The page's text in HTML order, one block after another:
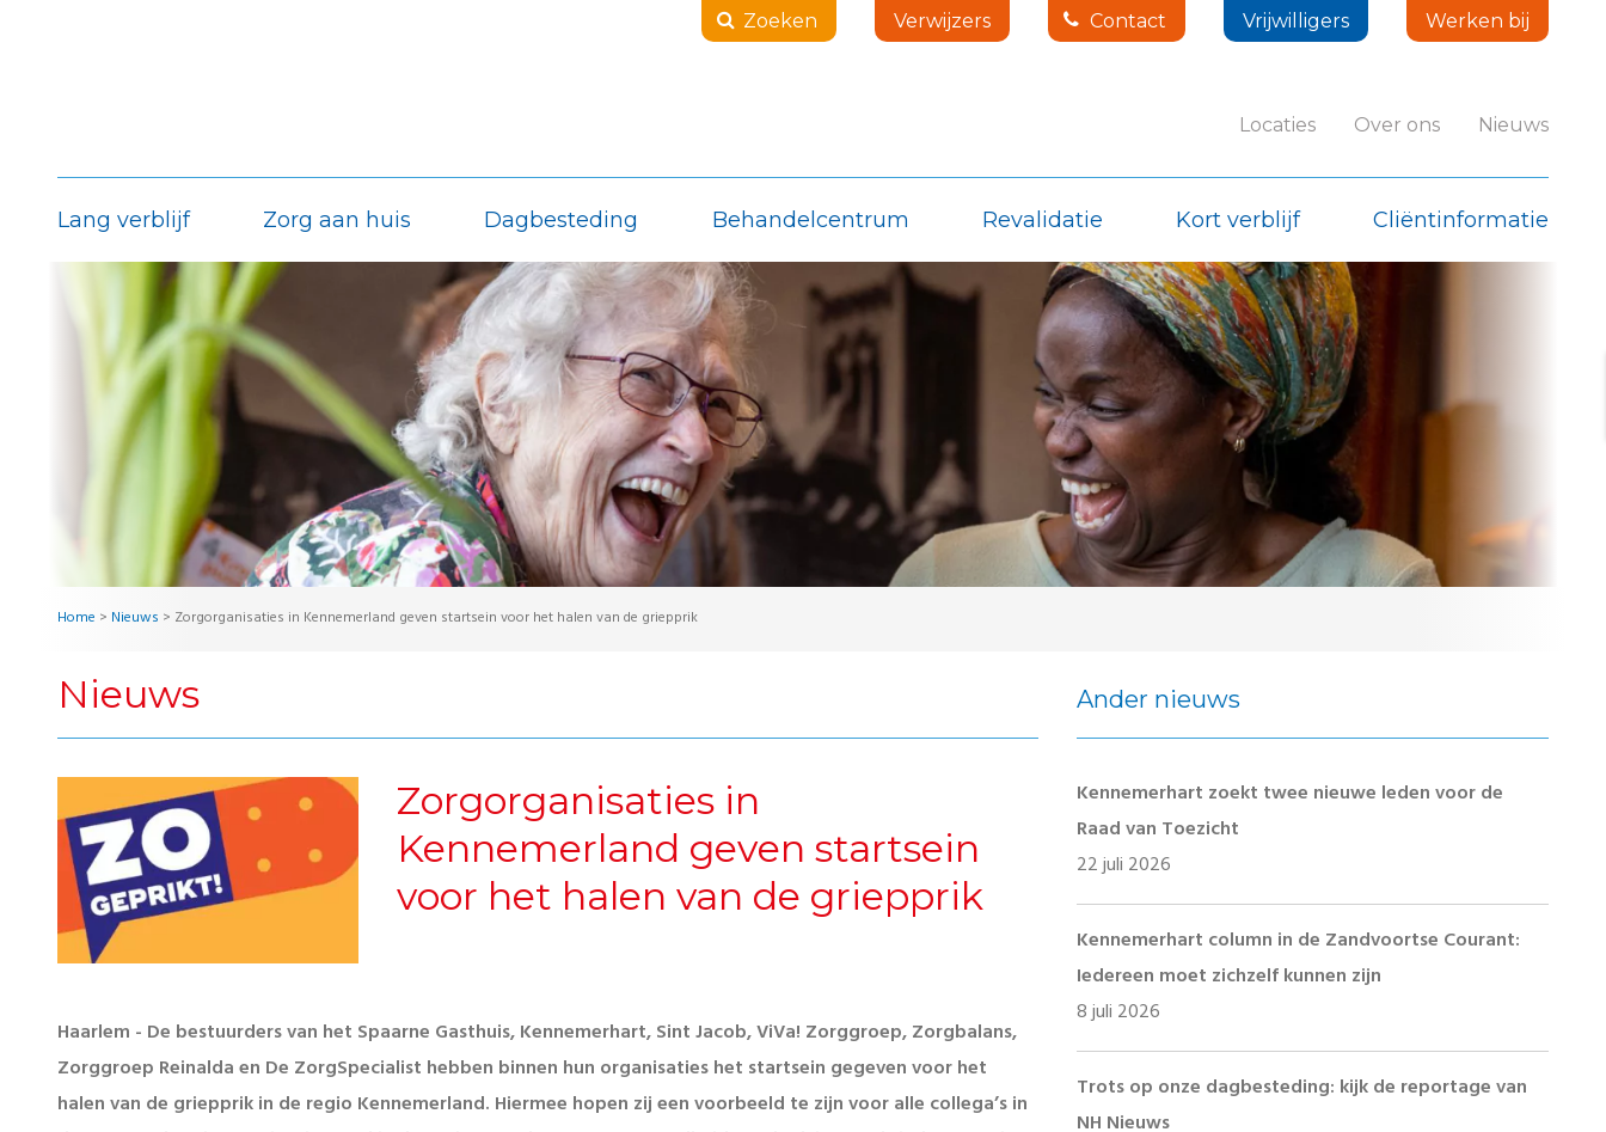
Zoeken Verwijzers Contact Vrijwilligers Werken bij
Locaties Over ons Nieuws
Lang verblijf Zorg aan huis Dagbesteding Behandelcentrum Revalidatie Kort verblijf Cliëntinformatie
Home > Nieuws > Zorgorganisaties in Kennemerland geven startsein voor het halen van de griepprik
Nieuws
Zorgorganisaties in
Kennemerland geven startsein
voor het halen van de griepprik
Haarlem - De bestuurders van het Spaarne Gasthuis, Kennemerhart, Sint Jacob, ViVa! Zorggroep, Zorgbalans,
Zorggroep Reinalda en De ZorgSpecialist hebben binnen hun organisaties het startsein gegeven voor het
halen van de griepprik in de regio Kennemerland. Hiermee hopen zij een voorbeeld te zijn voor alle collega’s in
Ander nieuws
Kennemerhart zoekt twee nieuwe leden voor de
Raad van Toezicht
22 juli 2026
Kennemerhart column in de Zandvoortse Courant:
Iedereen moet zichzelf kunnen zijn
8 juli 2026
Trots op onze dagbesteding: kijk de reportage van
NH Nieuws